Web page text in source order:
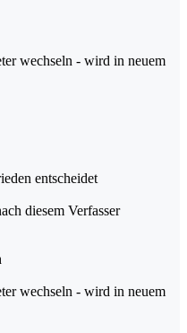
wechseln - wird in neuem
entscheidet
diesem Verfasser
wechseln - wird in neuem